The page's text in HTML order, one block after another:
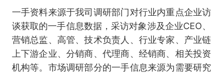
一手资料来源于我司调研部门对行业内重点企业访
谈获取的一手信息数据，采访对象涉及企业CEO、
营销总监、高管、技术负责人、行业专家、产业链
上下游企业、分销商、代理商、经销商、相关投资
机构等。市场调研部分的一手信息来源为需要研究